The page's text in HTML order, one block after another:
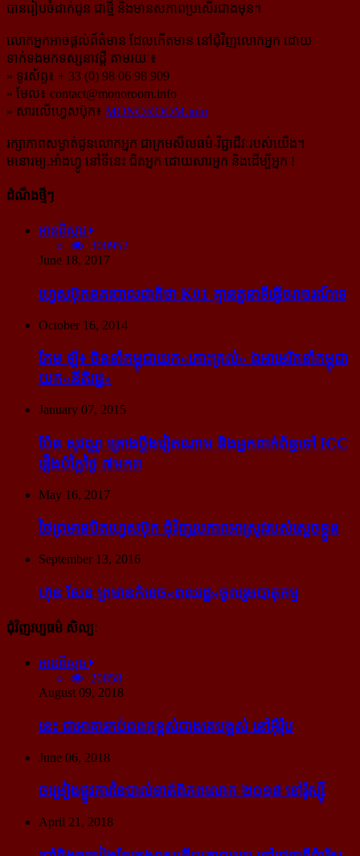
បានរៀបចំដាក់ជូន ជាថ្មី និងមានសភាពប្រសើរជាងមុន។
លោកអ្នកអាចផ្ដល់ព័ត៌មាន ដែលកើតមាន នៅជុំវិញលោកអ្នក ដោយ
ទាក់ទងមកទស្សនាវដ្ដី តាមរយៈ៖
» ទូរស័ព្ទ៖ + 33 (0) 98 06 98 909
» មែល៖ contact@monoroom.info
» សារលើហ្វេសប៊ុក៖ MONOROOM.info
រក្សាភាពសម្ងាត់ជូនលោកអ្នក ជាក្រមសីលធម៌-​វិជ្ជាជីវៈ​របស់យើង។
មនោរម្យ.អាំងហ្វូ នៅទីនេះ ជិតអ្នក ដោយសារអ្នក និងដើម្បីអ្នក !
ដំណឹងថ្មីៗ
អានពិស្ដារ
300952
June 18, 2017
ហ្វេសប៊ុក​នគរបាល​ជាតិ​ថា K01 គ្មាន​តួនាទី​ធ្វើ​ចរាចរណ៍​ទេ
October 16, 2014
កែម ឡី៖ ចិន​នាំ​កម្ពុជា​យក​«កោះ​ត្រល់» ឯ​អាមេរិក​នាំ​កម្ពុជា​
យក​«នីតិរដ្ឋ»
January 07, 2015
ប៉ែន សុវណ្ណ គ្រោង​ប្តឹង​វៀតណាម និង​អ្នក​ពាក់​ព័ន្ធ​ទៅ ICC
រឿង​បំភ្លៃ​ថ្ងៃ ៧​មករា
May 16, 2017
ថៃ​ព្រមាន​បិត​ហ្វេសប៊ុក ជុំ​វិញ​រូបភាព​អាស្រូវ​របស់​ស្ដេច​ខ្លួន
September 13, 2016
ហ៊ុន សែន ព្រមាន​កំទេច​«ពលរដ្ឋ»​ចូលរួម​បាតុកម្ម
ជុំវិញវប្បធម៌ សិល្បៈ
អានពិស្ដារ
20858
August 09, 2018
នេះ ជា​អាគារ​កប់​ពពក​ខ្ពស់​ជាង​គេ​បង្អស់ នៅ​អ៊ឺរ៉ុប
June 06, 2018
ចម្រៀង​ផ្លូវការ​នៃ​បាល់ទាត់​ពិភពលោក ២០១៨ នៅ​រ៉ូស្ស៊ី
April 21, 2018